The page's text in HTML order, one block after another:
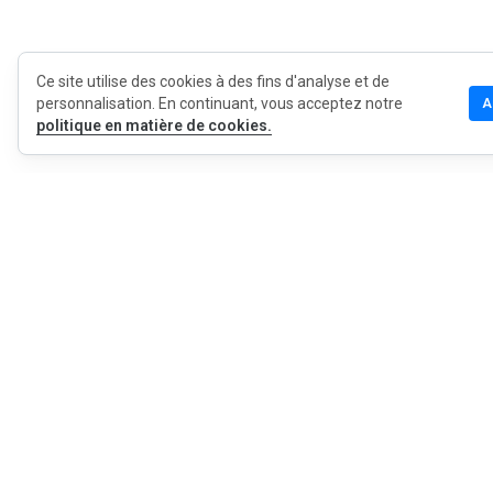
Ce site utilise des cookies à des fins d'analyse et de
personnalisation. En continuant, vous acceptez notre
politique en matière de cookies.